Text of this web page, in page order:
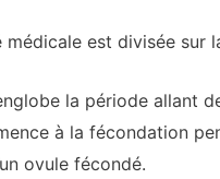
médicale est divisée sur
la période allant
à la fécondation
ovule fécondé.